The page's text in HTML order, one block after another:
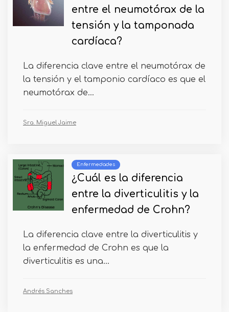
entre el neumotórax de la
tensión y la tamponada
cardíaca?
La diferencia clave entre el neumotórax de
la tensión y el tamponio cardíaco es que el
neumotórax de...
Sra. Miguel Jaime
Enfermedades
¿Cuál es la diferencia
entre la diverticulitis y la
enfermedad de Crohn?
La diferencia clave entre la diverticulitis y
la enfermedad de Crohn es que la
diverticulitis es una...
Andrés Sanches